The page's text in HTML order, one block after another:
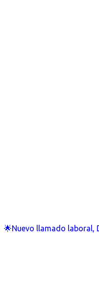
🌟Nuevo llamado laboral,